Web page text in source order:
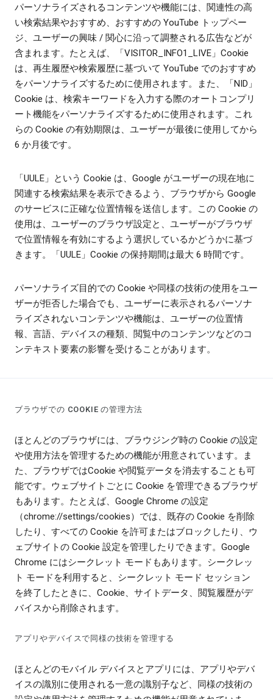
パーソナライズされるコンテンツや機能には、関連性の高
い検索結果やおすすめ、おすすめの YouTube トップペー
ジ、ユーザーの興味 / 関心に沿って調整される広告などが
含まれます。たとえば、「VISITOR_INFO1_LIVE」Cookie
は、再生履歴や検索履歴に基づいて YouTube でのおすすめ
をパーソナライズするために使用されます。また、「NID」
Cookie は、検索キーワードを入力する際のオートコンプリ
ート機能をパーソナライズするために使用されます。これ
らの Cookie の有効期限は、ユーザーが最後に使用してから
6 か月後です。
「UULE」という Cookie は、Google がユーザーの現在地に
関連する検索結果を表示できるよう、ブラウザから Google
のサービスに正確な位置情報を送信します。この Cookie の
使用は、ユーザーのブラウザ設定と、ユーザーがブラウザ
で位置情報を有効にするよう選択しているかどうかに基づ
きます。「UULE」Cookie の保持期間は最大 6 時間です。
パーソナライズ目的での Cookie や同様の技術の使用をユー
ザーが拒否した場合でも、ユーザーに表示されるパーソナ
ライズされないコンテンツや機能は、ユーザーの位置情
報、言語、デバイスの種類、閲覧中のコンテンツなどのコ
ンテキスト要素の影響を受けることがあります。
ブラウザでの COOKIE の管理方法
ほとんどのブラウザには、ブラウジング時の Cookie の設定
や使用方法を管理するための機能が用意されています。ま
た、ブラウザではCookie や閲覧データを消去することも可
能です。ウェブサイトごとに Cookie を管理できるブラウザ
もあります。たとえば、Google Chrome の設定
（chrome://settings/cookies）では、既存の Cookie を削除
したり、すべての Cookie を許可またはブロックしたり、ウ
ェブサイトの Cookie 設定を管理したりできます。Google
Chrome にはシークレット モードもあります。シークレッ
ト モードを利用すると、シークレット モード セッション
を終了したときに、Cookie、サイトデータ、閲覧履歴がデ
バイスから削除されます。
アプリやデバイスで同様の技術を管理する
ほとんどのモバイル デバイスとアプリには、アプリやデバ
イスの識別に使用される一意の識別子など、同様の技術の